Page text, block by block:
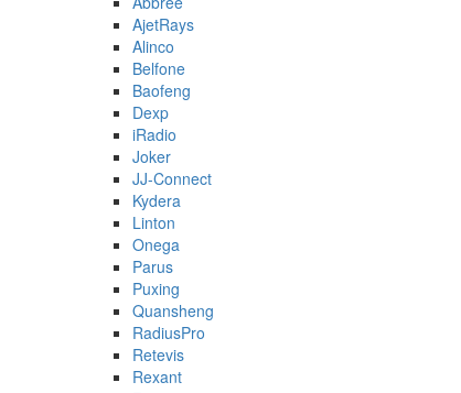
AjetRays
Alinco
Belfone
Baofeng
Dexp
iRadio
Joker
JJ-Connect
Kydera
Linton
Onega
Parus
Puxing
Quansheng
RadiusPro
Retevis
Rexant